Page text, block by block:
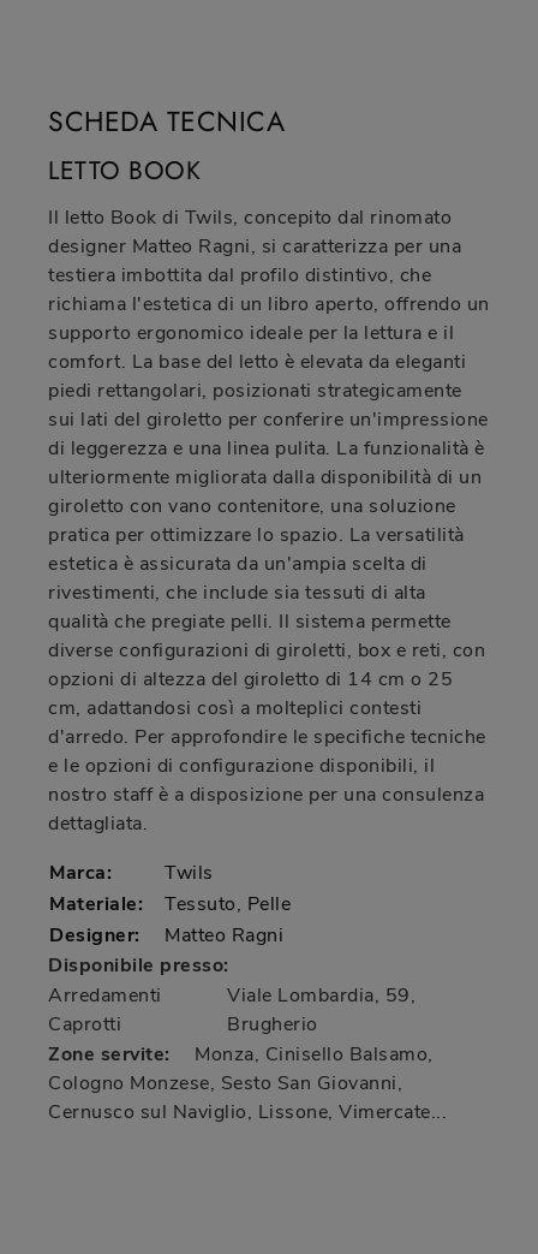
SCHEDA TECNICA
LETTO BOOK
Il letto Book di Twils, concepito dal rinomato
designer Matteo Ragni, si caratterizza per una
testiera imbottita dal profilo distintivo, che
richiama l'estetica di un libro aperto, offrendo un
supporto ergonomico ideale per la lettura e il
comfort. La base del letto è elevata da eleganti
piedi rettangolari, posizionati strategicamente
sui lati del giroletto per conferire un'impressione
di leggerezza e una linea pulita. La funzionalità è
ulteriormente migliorata dalla disponibilità di un
giroletto con vano contenitore, una soluzione
pratica per ottimizzare lo spazio. La versatilità
estetica è assicurata da un'ampia scelta di
rivestimenti, che include sia tessuti di alta
qualità che pregiate pelli. Il sistema permette
diverse configurazioni di giroletti, box e reti, con
opzioni di altezza del giroletto di 14 cm o 25
cm, adattandosi così a molteplici contesti
d'arredo. Per approfondire le specifiche tecniche
e le opzioni di configurazione disponibili, il
nostro staff è a disposizione per una consulenza
dettagliata.
Marca:
Twils
Materiale:
Tessuto, Pelle
Designer:
Matteo Ragni
Disponibile presso:
Arredamenti
Caprotti
Viale Lombardia, 59,
Brugherio
Zone servite:
Monza, Cinisello Balsamo,
Cologno Monzese, Sesto San Giovanni,
Cernusco sul Naviglio, Lissone, Vimercate...